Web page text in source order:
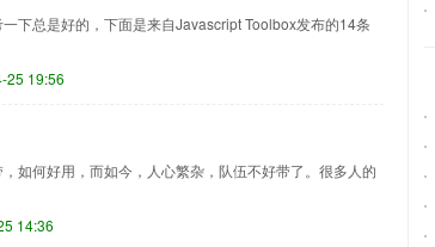
下总是好的，下面是来自Javascript Toolbox发布的14条
25 19:56
如何好用，而如今，人心繁杂，队伍不好带了。很多人的
14:36